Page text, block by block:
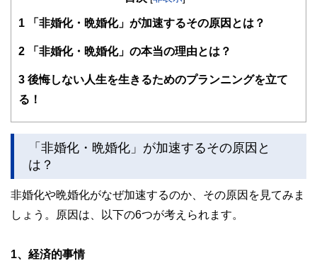
1 「非婚化・晩婚化」が加速するその原因とは？
2 「非婚化・晩婚化」の本当の理由とは？
3 後悔しない人生を生きるためのプランニングを立て
る！
「非婚化・晩婚化」が加速するその原因と
は？
非婚化や晩婚化がなぜ加速するのか、その原因を見てみま
しょう。原因は、以下の6つが考えられます。
1、経済的事情